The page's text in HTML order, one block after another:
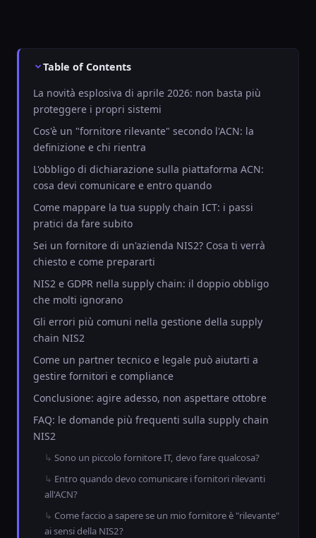
Table of Contents
La novità esplosiva di aprile 2026: non basta più
proteggere i propri sistemi
Cos'è un "fornitore rilevante" secondo l'ACN: la
definizione e chi rientra
L'obbligo di dichiarazione sulla piattaforma ACN:
cosa devi comunicare e entro quando
Come mappare la tua supply chain ICT: i passi
pratici da fare subito
Sei un fornitore di un'azienda NIS2? Cosa ti verrà
chiesto e come prepararti
NIS2 e GDPR nella supply chain: il doppio obbligo
che molti ignorano
Gli errori più comuni nella gestione della supply
chain NIS2
Come un partner tecnico e legale può aiutarti a
gestire fornitori e compliance
Conclusione: agire adesso, non aspettare ottobre
FAQ: le domande più frequenti sulla supply chain
NIS2
Sono un piccolo fornitore IT, devo fare qualcosa?
Entro quando devo comunicare i fornitori rilevanti
all'ACN?
Come faccio a sapere se un mio fornitore è "rilevante"
ai sensi della NIS2?